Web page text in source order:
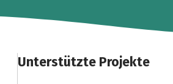
Unterstützte Projekte